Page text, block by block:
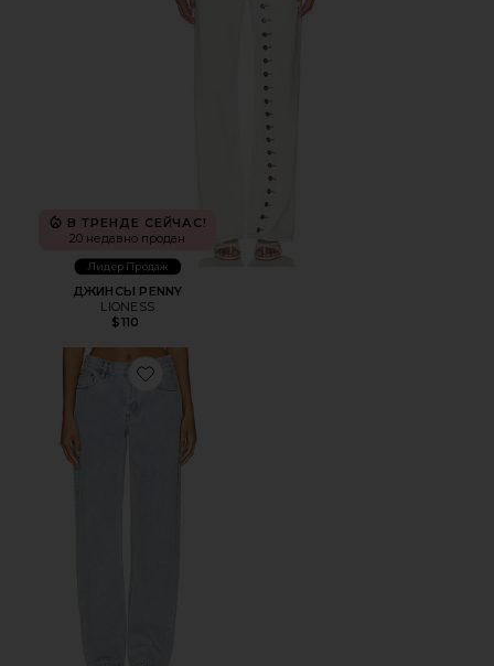
В ТРЕНДЕ СЕЙЧАС!
20 недавно продан
Лидер Продаж
ДЖИНСЫ PENNY
LIONESS
$110
Favorite ПРЯМЫЕ EVERYDAY